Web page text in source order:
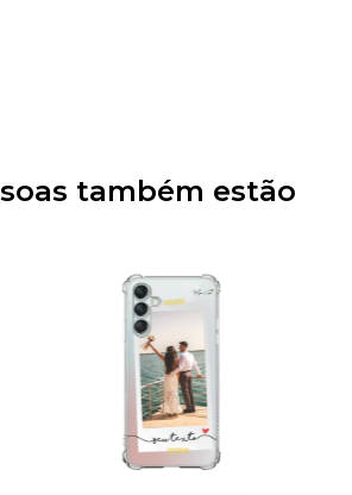
também estão